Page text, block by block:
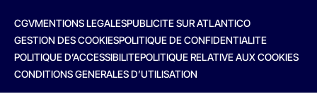
CGVMENTIONS LEGALESPUBLICITE SUR ATLANTICO
GESTION DES COOKIESPOLITIQUE DE CONFIDENTIALITE
POLITIQUE D’ACCESSIBILITEPOLITIQUE RELATIVE AUX COOKIES
CONDITIONS GENERALES D’UTILISATION